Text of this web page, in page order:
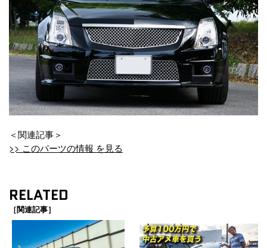
＜関連記事＞
>> このパーツの情報 を見る
RELATED
［関連記事］